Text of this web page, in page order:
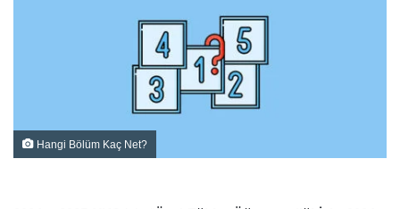
Hangi Bölüm Kaç Net?